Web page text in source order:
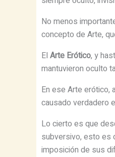
No menos
concepto de Arte,
El Arte Erótico, y
mantuvieron oculto
En ese Arte erótico,
causado verdadero
Lo cierto es que
subversivo, esto es
imposición de sus